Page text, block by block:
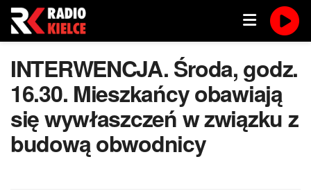
INTERWENCJA. Środa, godz.
16.30. Mieszkańcy obawiają
się wywłaszczeń w związku z
budową obwodnicy